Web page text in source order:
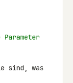
Parameter
sind, was